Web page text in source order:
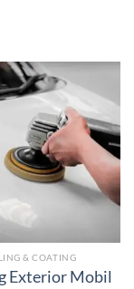
& COATING
Exterior Mobil